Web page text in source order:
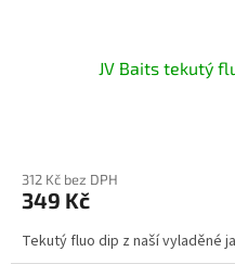
JV Baits tekutý
312 Kč bez DPH
349 Kč
Tekutý fluo dip z naší vyladěné